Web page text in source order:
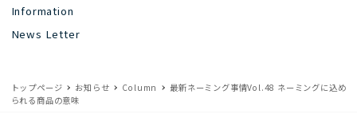
Information
News Letter
トップページ お知らせ Column
最新ネーミング事情Vol.48 ネーミングに込め
られる商品の意味